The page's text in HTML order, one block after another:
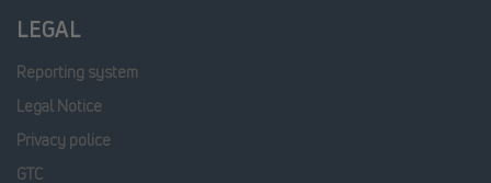
LEGAL
Reporting system
Legal Notice
Privacy police
GTC